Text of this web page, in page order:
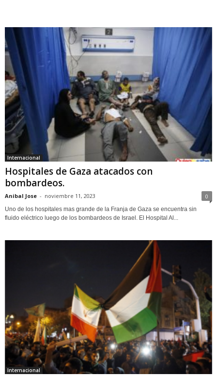
Internacional
Hospitales de Gaza atacados con
bombardeos.
Anibal Jose - noviembre 11, 2023 0
Uno de los hospitales mas grande de la Franja de Gaza se encuentra sin
fluido eléctrico luego de los bombardeos de Israel. El Hospital Al...
Internacional